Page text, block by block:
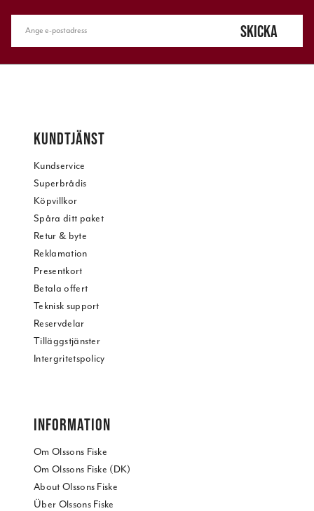
SKICKA
KUNDTJÄNST
Kundservice
Superbrådis
Köpvillkor
Spåra ditt paket
Retur & byte
Reklamation
Presentkort
Betala offert
Teknisk support
Reservdelar
Tilläggstjänster
Intergritetspolicy
INFORMATION
Om Olssons Fiske
Om Olssons Fiske (DK)
About Olssons Fiske
Über Olssons Fiske